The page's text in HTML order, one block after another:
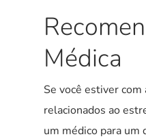
Médica
Se você estiver
relacionados ao
um médico para um